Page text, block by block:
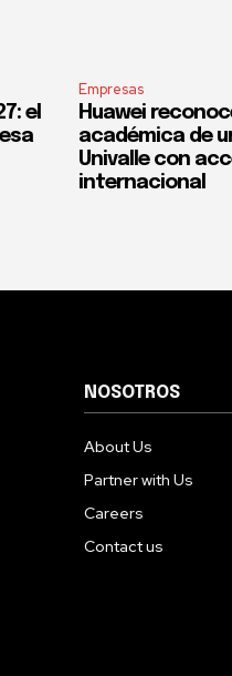
el
Empresas
Huawei
académica de
Univalle con
internacional
NOSOTROS
About Us
Partner with Us
Careers
Contact us